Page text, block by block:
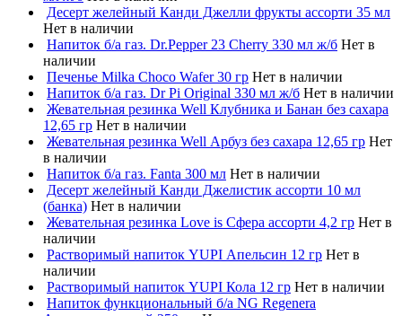
Десерт желейный Канди Джелли фрукты ассорти 35 мл
Нет в наличии
Напиток б/а газ. Dr.Pepper 23 Cherry 330 мл ж/б Нет в
наличии
Печенье Milka Choco Wafer 30 гр Нет в наличии
Напиток б/а газ. Dr Pi Original 330 мл ж/б Нет в наличии
Жевательная резинка Well Клубника и Банан без сахара
12,65 гр Нет в наличии
Жевательная резинка Well Арбуз без сахара 12,65 гр Нет
в наличии
Напиток б/а газ. Fanta 300 мл Нет в наличии
Десерт желейный Канди Джелистик ассорти 10 мл
(банка) Нет в наличии
Жевательная резинка Love is Сфера ассорти 4,2 гр Нет в
наличии
Растворимый напиток YUPI Апельсин 12 гр Нет в
наличии
Растворимый напиток YUPI Кола 12 гр Нет в наличии
Напиток функциональный б/а NG Regenera